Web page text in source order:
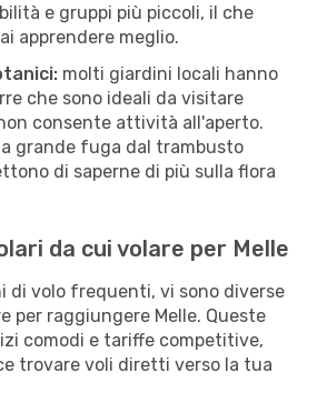
e gruppi più piccoli, il che
apprendere meglio.
molti giardini locali hanno
che sono ideali da visitare
consente attività all'aperto.
grande fuga dal trambusto
di saperne di più sulla flora
da cui volare per Melle
di volo frequenti, vi sono diverse
per raggiungere Melle. Queste
comodi e tariffe competitive,
trovare voli diretti verso la tua